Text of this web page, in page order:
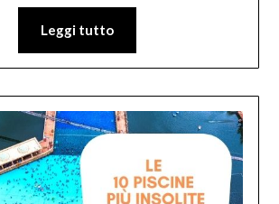
Leggi tutto